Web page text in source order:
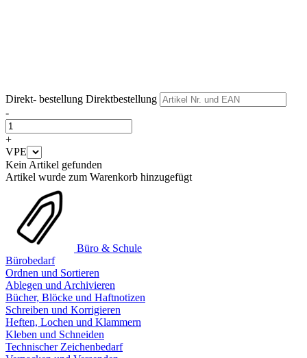
Direkt- bestellung Direktbestellung
-
+
VPE
Kein Artikel gefunden
Artikel wurde zum Warenkorb hinzugefügt
Büro & Schule
Bürobedarf
Ordnen und Sortieren
Ablegen und Archivieren
Bücher, Blöcke und Haftnotizen
Schreiben und Korrigieren
Heften, Lochen und Klammern
Kleben und Schneiden
Technischer Zeichenbedarf